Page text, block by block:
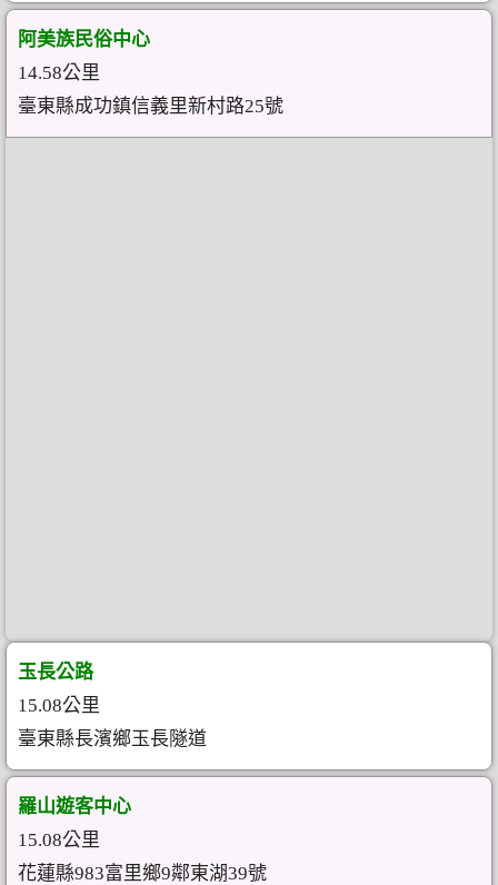
阿美族民俗中心
14.58公里
臺東縣成功鎮信義里新村路25號
玉長公路
15.08公里
臺東縣長濱鄉玉長隧道
羅山遊客中心
15.08公里
花蓮縣983富里鄉9鄰東湖39號